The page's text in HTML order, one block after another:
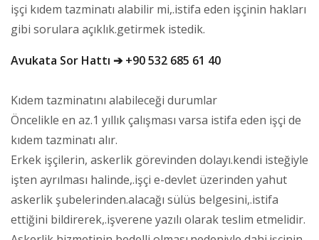
işçi kıdem tazminatı alabilir mi,.istifa eden işçinin hakları
gibi sorulara açıklık.getirmek istedik.
Avukata Sor Hattı ➔ +90 532 685 61 40
Kıdem tazminatını alabileceği durumlar
Öncelikle en az.1 yıllık çalışması varsa istifa eden işçi de
kıdem tazminatı alır.
Erkek işçilerin, askerlik görevinden dolayı.kendi isteğiyle
işten ayrılması halinde,.işçi e-devlet üzerinden yahut
askerlik şubelerinden.alacağı sülüs belgesini,.istifa
ettiğini bildirerek,.işverene yazılı olarak teslim etmelidir.